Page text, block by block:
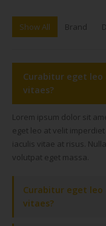
Show All Brand
Curabitur eget
vitaes?
Lorem ipsum dolor sit
eget leo at velit
iaculis vitae at risus.
volutpat eget massa.
Curabitur eget
vitaes?